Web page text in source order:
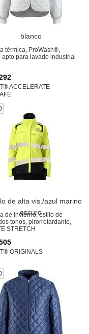
blanco
térmica, ProWash®,
apto para lavado industrial
ACCELERATE
de alta vis./azul marino
oscuro
de invierno, estilo de
tonos, pirorretardante,
STRETCH
ORIGINALS